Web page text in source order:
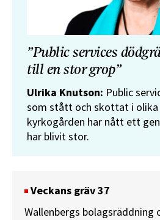
”Public services
till en stor grop”
Ulrika Knutson: Public
som stått och skottat i olika
kyrkogården har nått ett
har blivit stor.
Veckans gräv 37
Wallenbergs bolagsräddning